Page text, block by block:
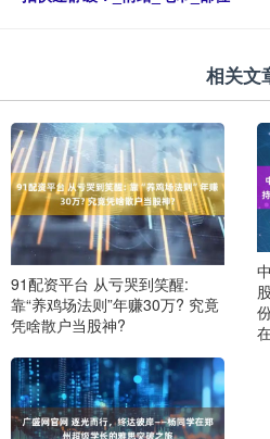
相关文
91配资平台 从亏哭到笑醒:
靠“养鸡场法则”年赚30万? 究竟
凭啥散户当股神?